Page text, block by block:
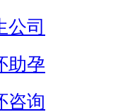
公司
助孕
咨询